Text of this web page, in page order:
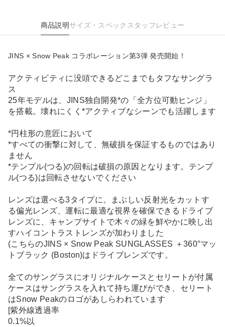
商品説明サイズ・スペック スタッフレビュー
JINS × Snow Peak コラボレーション第3弾 発売開始！
アクティビティに没頭できるどこまでもタフなサングラ
ス
25年モデルは、JINS独自開発*の「全方位可動ヒンジ」
を搭載。壊れにくく*アクティブなシーンでも活躍します
*円柱形の意匠において
*すべての衝撃に対して、無破損を保証するものではあり
ません
*テンプル(つる)の回転は破損の原因となります。テンプ
ル(つる)は回転させないでください
レンズは選べる3タイプに。まぶしい反射光をカットす
る偏光レンズ、運転に最適な視界を確保できるドライブ
レンズに、キャンプサイトで木々の緑を鮮やかに映し出
すハイコントラストレンズが加わりました
(こちらのJINS × Snow Peak SUNGLASSES ＋360°マッ
トブラック (Boston)はドライブレンズです。
全てのサングラスにオリジナルケースとセリートが付属
ケースはサングラスを入れて持ち運びができ、セリート
はSnow Peakのロゴがあしらわれています
[紫外線透過率
0.1%以